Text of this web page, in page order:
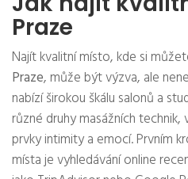
Praze
Najít kvalitní místo, kde si
Praze, může být výzva, ale
nabízí širokou škálu salonů a
různé druhy masážních
prvky intimity a emocí. Prvním
místa je vyhledávání online